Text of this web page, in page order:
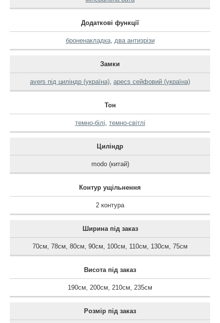
Додаткові функції
броненакладка, два антизрізи
Замки
avers під циліндр (україна) apecs сейфовий (україна)
Тон
темно-білі темно-світлі
Циліндр
modo (китай)
Контур ущільнення
2 контура
Ширина під заказ
70см 78см 80см 90см 100см 110см 130см 75см
Висота під заказ
190см 200см 210см 235см
Розмір під заказ